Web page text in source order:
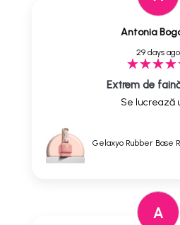
Antonia
29 days ago
Extrem de
Se lucrează
Gelaxyo Rubber Base
A